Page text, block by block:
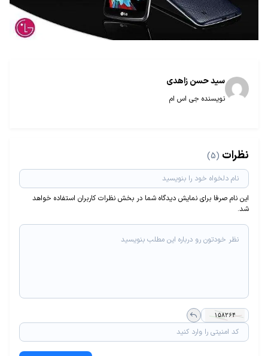
سید حسن زاهدی
نویسنده جی اس ام
نظرات (5)
این نام صرفا برای نمایش دیدگاه شما در بخش نظرات کاربران استفاده خواهد
شد.